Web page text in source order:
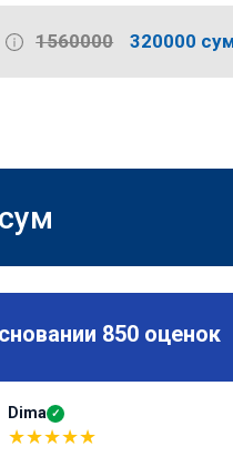
1560000 320000
сум
850 оценок
Dima ✓
★★★★★